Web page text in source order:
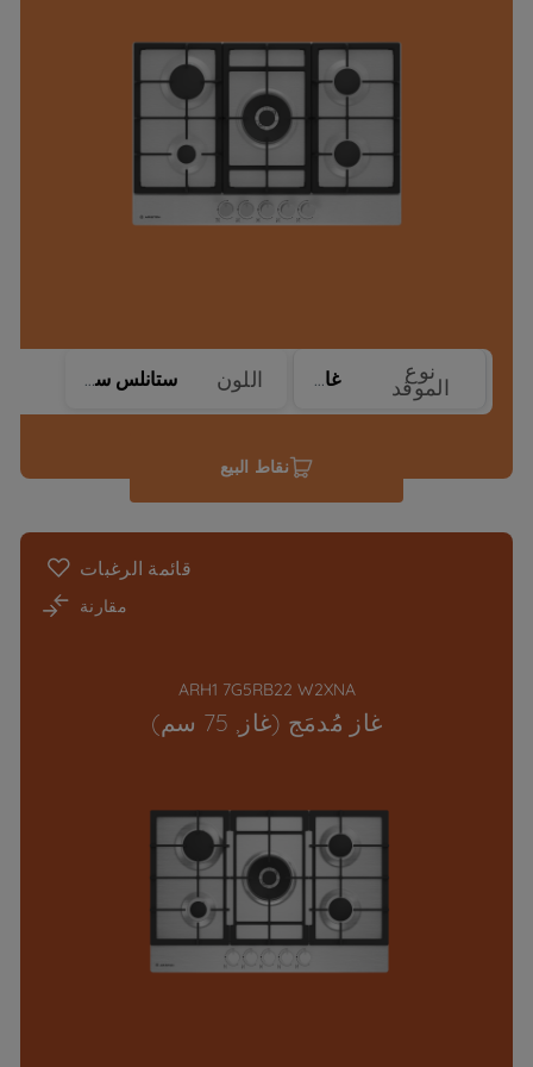
نوع
الموقد غاز اللون ستانلس ستيل
نقاط البيع
قائمة الرغبات
مقارنة
ARH1 7G5RB22 W2XNA
غاز مُدمَج (غاز, 75 سم)